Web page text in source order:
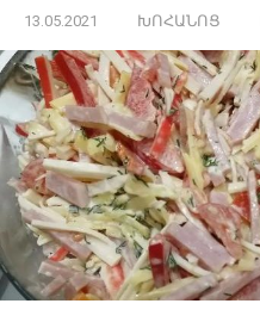
13.05.2021 ԽՈՀԱՆՈՑ